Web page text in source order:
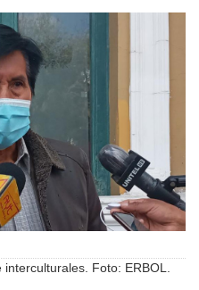
Foto: ERBOL.